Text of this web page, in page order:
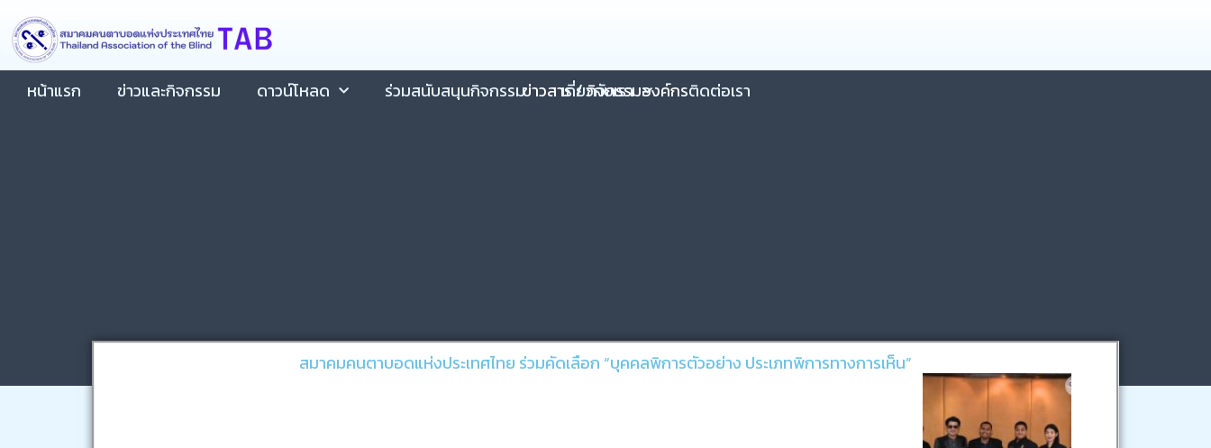
content
Skip
to
content
หน้าแรก ข่าวและกิจกรรม ดาวน์โหลด ร่วมสนับสนุนกิจกรรม เกี่ยวกับเรา ติดต่อเรา
ข่าวสาร / กิจกรรมองค์กร
สมาคมคนตาบอดแห่งประเทศไทย ร่วมคัดเลือก “บุคคลพิการตัวอย่าง ประเภทพิการทางการเห็น”